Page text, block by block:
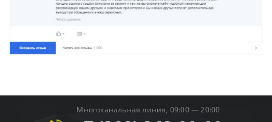
Многоканальная линия, 09:00 — 20:00